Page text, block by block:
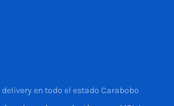
en todo el estado Carabobo